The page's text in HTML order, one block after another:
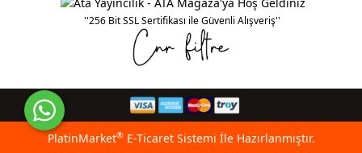
''256 Bit SSL Sertifikası ile Güvenli Alışveriş''
PlatinMarket®E-Ticaret Sistemi İle Hazırlanmıştır.